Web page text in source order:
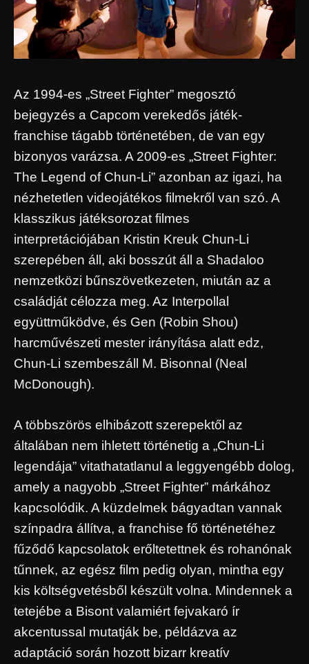
Az 1994-es „Street Fighter” megosztó
bejegyzés a Capcom verekedős játék-
franchise tágabb történetében, de van egy
bizonyos varázsa. A 2009-es „Street Fighter:
The Legend of Chun-Li” azonban az igazi, ha
nézhetetlen videojátékos filmekről van szó. A
klasszikus játéksorozat filmes
interpretációjában Kristin Kreuk Chun-Li
szerepében áll, aki bosszút áll a Shadaloo
nemzetközi bűnszövetkezeten, miután az a
családját célozza meg. Az Interpollal
együttműködve, és Gen (Robin Shou)
harcművészeti mester irányítása alatt edz,
Chun-Li szembeszáll M. Bisonnal (Neal
McDonough).
A többszörös elhibázott szerepektől az
általában nem ihletett történetig a „Chun-Li
legendája” vitathatatlanul a leggyengébb dolog,
amely a nagyobb „Street Fighter” márkához
kapcsolódik. A küzdelmek bágyadtan vannak
színpadra állítva, a franchise fő történetéhez
fűződő kapcsolatok erőltetettnek és rohanónak
tűnnek, az egész film pedig olyan, mintha egy
kis költségvetésből készült volna. Mindennek a
tetejébe a Bisont valamiért fejvakaró ír
akcentussal mutatják be, példázva az
adaptáció során hozott bizarr kreatív